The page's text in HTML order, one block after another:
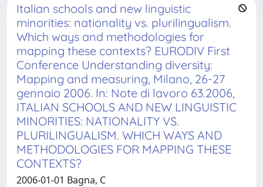
Italian schools and new linguistic
minorities: nationality vs. plurilingualism.
Which ways and methodologies for
mapping these contexts? EURODIV First
Conference Understanding diversity:
Mapping and measuring, Milano, 26-27
gennaio 2006. In: Note di lavoro 63.2006,
ITALIAN SCHOOLS AND NEW LINGUISTIC
MINORITIES: NATIONALITY VS.
PLURILINGUALISM. WHICH WAYS AND
METHODOLOGIES FOR MAPPING THESE
CONTEXTS?
2006-01-01 Bagna, C